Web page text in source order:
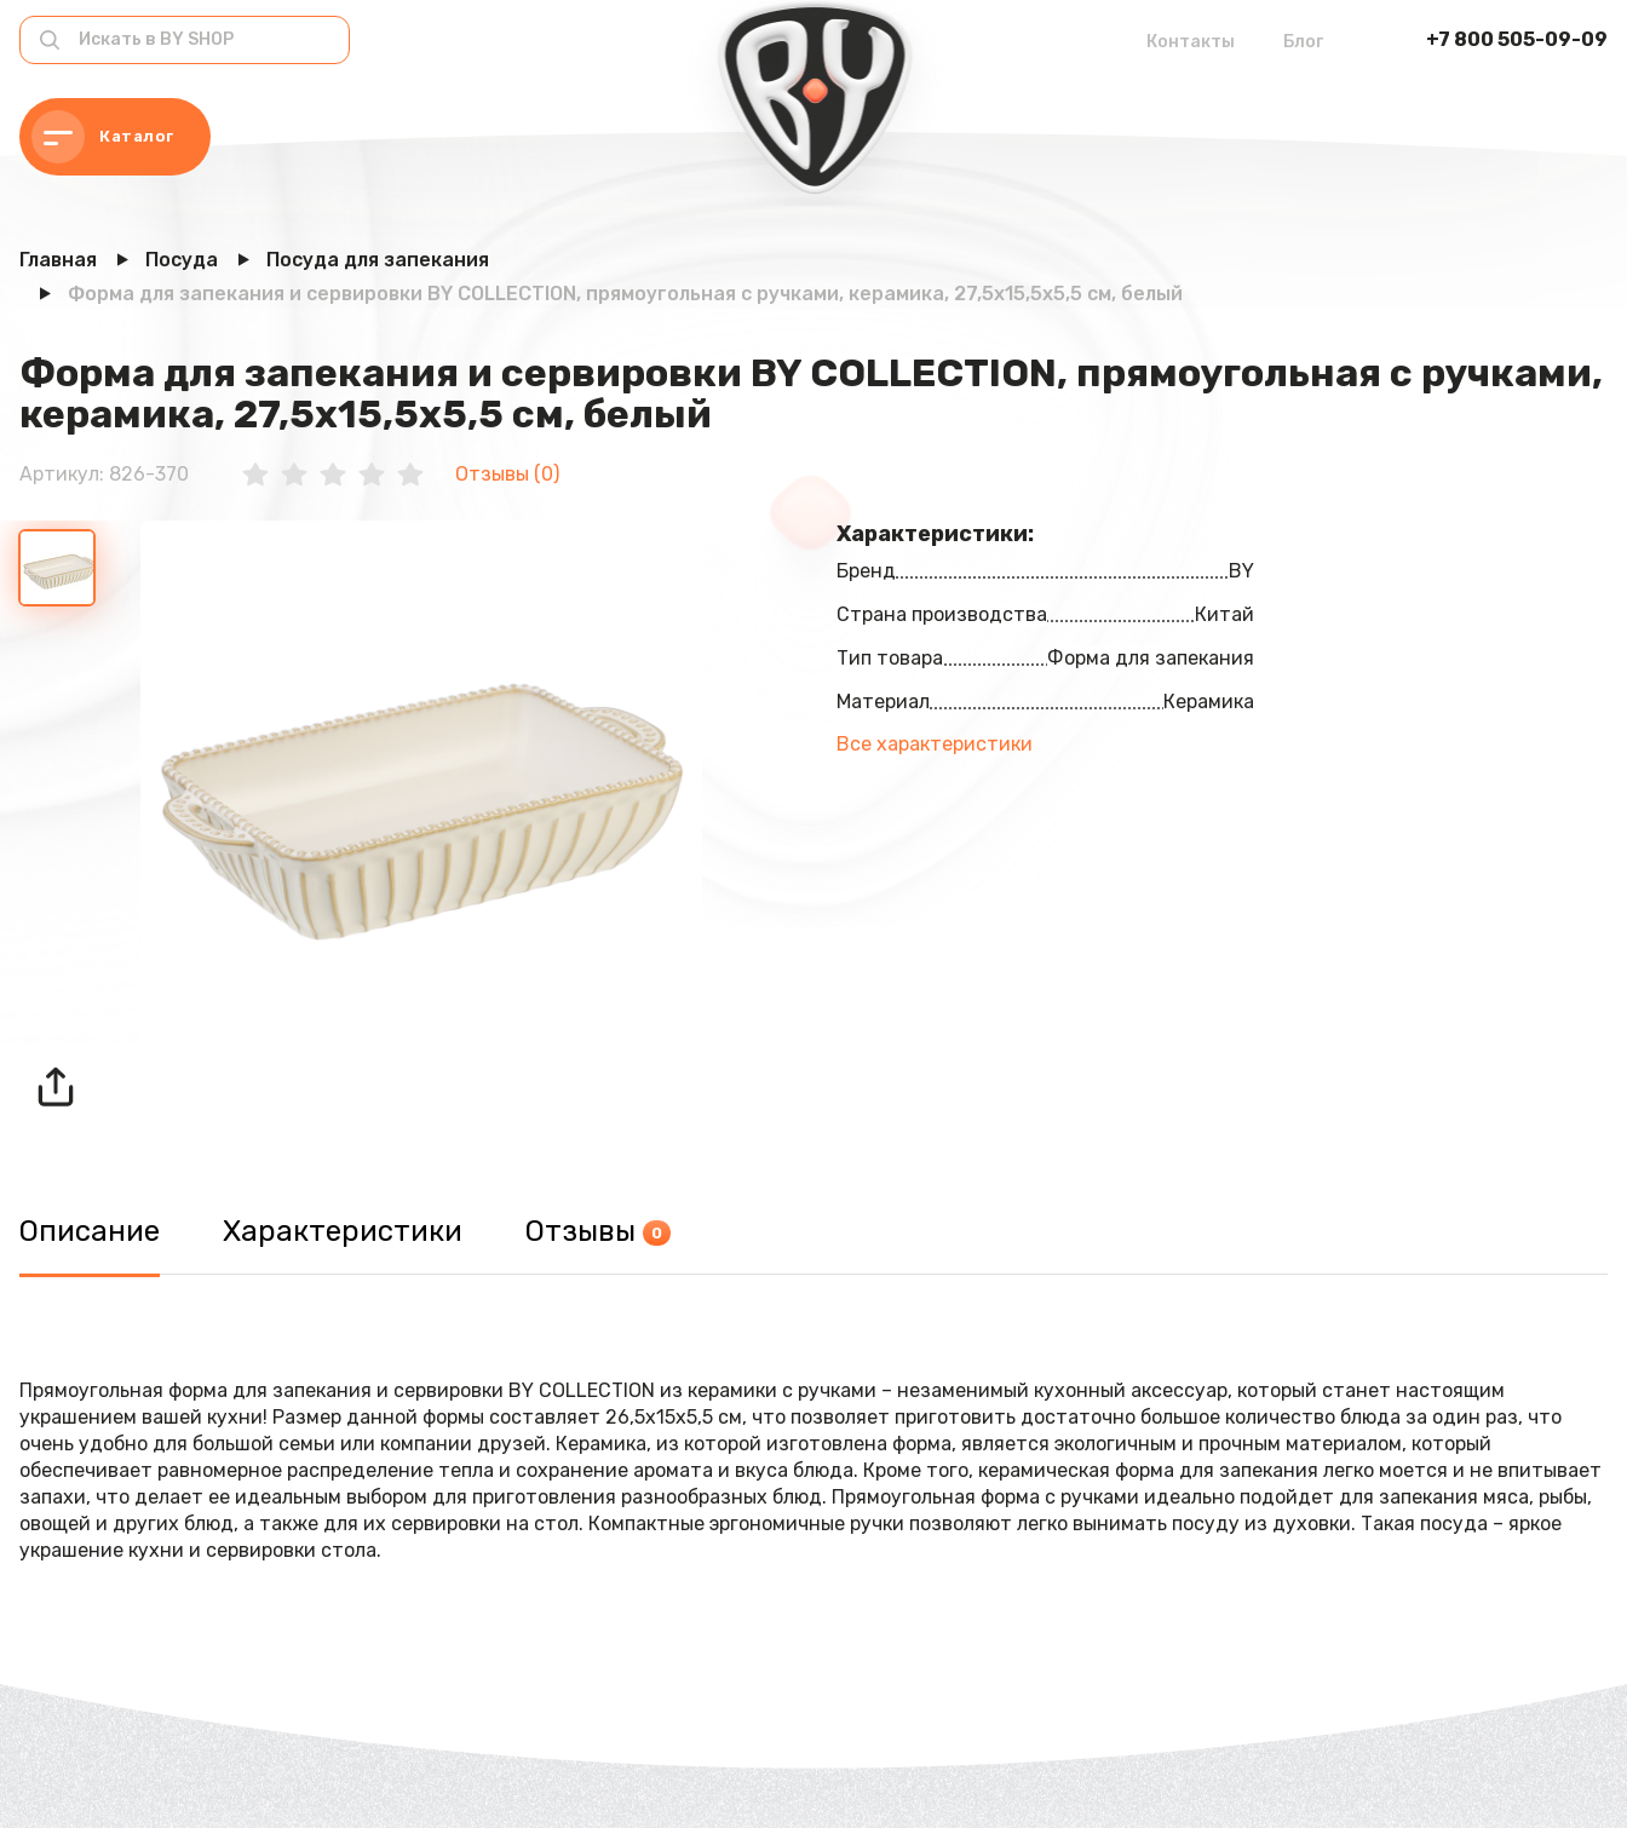
Каталог
+7 800 505-09-09
Контакты Блог
Главная Посуда
Посуда для запекания
Форма для запекания и сервировки BY COLLECTION, прямоугольная с ручками, керамика, 27,5х15,5х5,5 см, белый
Форма для запекания и сервировки BY COLLECTION, прямоугольная с ручками,
керамика, 27,5х15,5х5,5 см, белый
Артикул: 826-370 Отзывы (0)
Характеристики:
Бренд
BY
Страна производства
Китай
Тип товара
Форма для запекания
Материал
Керамика
Все характеристики
Описание Характеристики Отзывы 0
Прямоугольная форма для запекания и сервировки BY COLLECTION из керамики с ручками – незаменимый кухонный аксессуар, который станет настоящим
украшением вашей кухни! Размер данной формы составляет 26,5х15х5,5 см, что позволяет приготовить достаточно большое количество блюда за один раз, что
очень удобно для большой семьи или компании друзей. Керамика, из которой изготовлена форма, является экологичным и прочным материалом, который
обеспечивает равномерное распределение тепла и сохранение аромата и вкуса блюда. Кроме того, керамическая форма для запекания легко моется и не впитывает
запахи, что делает ее идеальным выбором для приготовления разнообразных блюд. Прямоугольная форма с ручками идеально подойдет для запекания мяса, рыбы,
овощей и других блюд, а также для их сервировки на стол. Компактные эргономичные ручки позволяют легко вынимать посуду из духовки. Такая посуда – яркое
украшение кухни и сервировки стола.